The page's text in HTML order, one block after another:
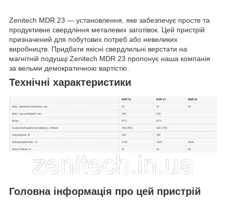
Zenitech MDR 23 — установлення, яке забезпечує просте та
продуктивне свердління металевих заготівок. Цей пристрій
призначений для побутових потреб або невеликих
виробництв. Придбати якісні свердлильні верстати на
магнітній подушці Zenitech MDR 23 пропонує наша компанія
за вельми демократичною вартістю.
Технічні характеристики
Головна інформація про цей пристрій